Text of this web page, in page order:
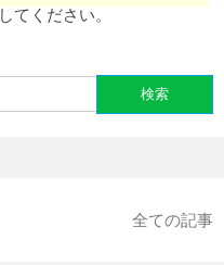
してください。
全ての記事